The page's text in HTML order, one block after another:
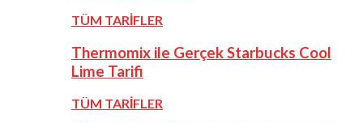
TÜM TARİFLER
Thermomix ile Gerçek Starbucks Cool
Lime Tarifi
TÜM TARİFLER